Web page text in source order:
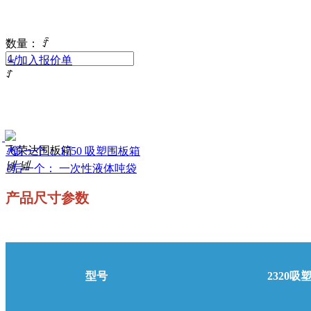
数量： ꄷ
ꄸ
낙加入报价单
飞荣达围板箱
넳 넲
ꄴ前一个： 1750 吸塑围板箱
ꄲ后一个： 一次性液体吨袋
产品尺寸参数
型号 2320吸